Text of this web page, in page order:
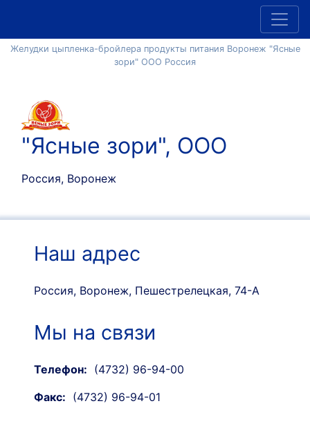
Желудки цыпленка-бройлера продукты питания Воронеж "Ясные
зори" ООО Россия
"Ясные зори", ООО
Россия, Воронеж
Наш адрес
Россия, Воронеж, Пешестрелецкая, 74-А
Мы на связи
Телефон: (4732) 96-94-00
Факс: (4732) 96-94-01